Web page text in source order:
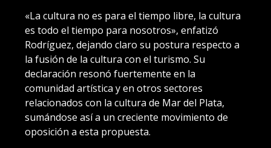
«La cultura no es para el tiempo libre, la cultura
es todo el tiempo para nosotros», enfatizó
Rodríguez, dejando claro su postura respecto a
la fusión de la cultura con el turismo. Su
declaración resonó fuertemente en la
comunidad artística y en otros sectores
relacionados con la cultura de Mar del Plata,
sumándose así a un creciente movimiento de
oposición a esta propuesta.